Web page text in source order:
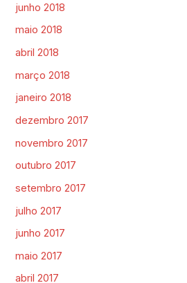
junho 2018
maio 2018
abril 2018
março 2018
janeiro 2018
dezembro 2017
novembro 2017
outubro 2017
setembro 2017
julho 2017
junho 2017
maio 2017
abril 2017